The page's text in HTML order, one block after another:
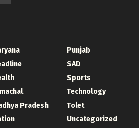
Pradesh
Punjab
SAD
Sports
Technology
Tolet
Uncategorized